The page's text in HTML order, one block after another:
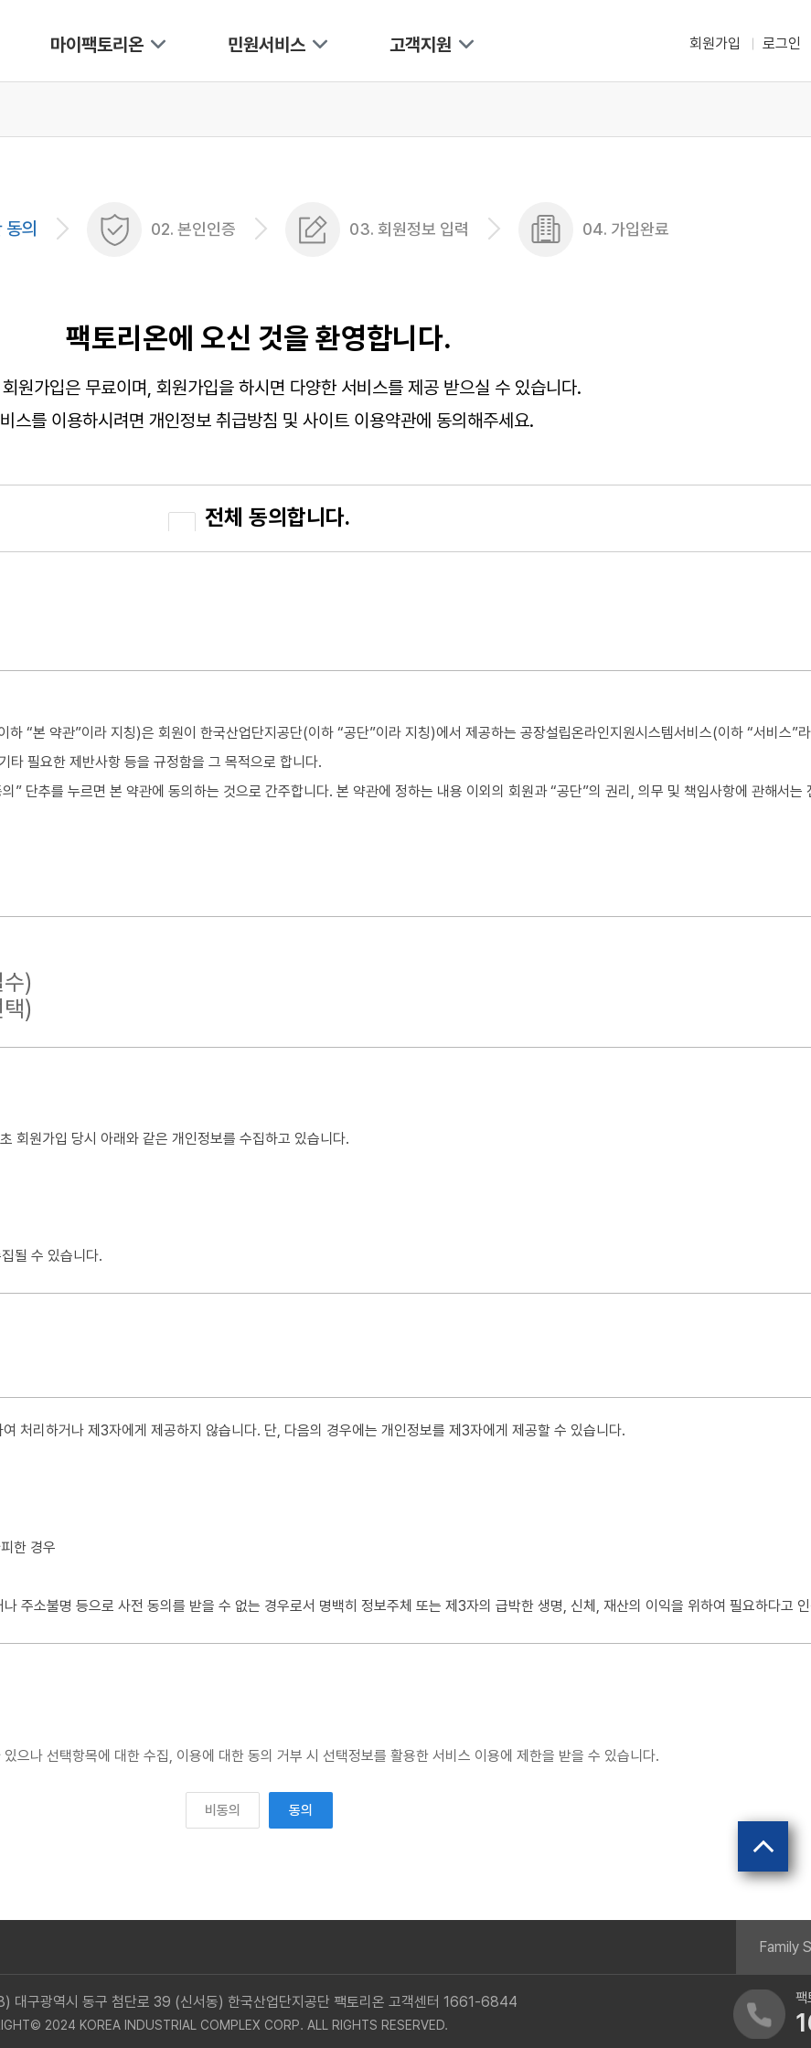
마이팩토리온 민원서비스 고객지원 회원가입 로그인
의 02. 본인인증 03. 회원정보 입력 04. 가입완료
팩토리온에 오신 것을 환영합니다.
원가입은 무료이며, 회원가입을 하시면 다양한 서비스를 제공 받으실 수 있습니다.
스를 이용하시려면 개인정보 취급방침 및 사이트 이용약관에 동의해주세요.
“본 약관”이라 지칭)은 회원이 한국산업단지공단(이하 “공단”이라 지칭)에서 제공하는 공장설립온라인지원시스템서비스(이하 “서비스”
타 필요한 제반사항 등을 규정함을 그 목적으로 합니다.
” 단추를 누르면 본 약관에 동의하는 것으로 간주합니다. 본 약관에 정하는 내용 이외의 회원과 “공단”의 권리, 의무 및 책임사항에 관해서는
무선 장치를 포함)와 상관없이 "회원"이 이용할 수 있는 FactoryOn 및 FactoryOn 관련 제반 서비스를 의미합니다.
정하고 "공단"이 승인하는 문자와 숫자의 조합을 의미합니다.
시한 부호ㆍ문자ㆍ음성ㆍ음향ㆍ화상ㆍ동영상 등의 정보 형태의 글, 사진, 동영상 및 각종 파일과 링크 등을 의미합니다.
화면에 게시합니다.
행약관과 함께 제1항의 방식에 따라 그 개정약관의 적용일자 30일 전부터 적용일자 전일까지 공지합니다. 다만, 회원에게 불리한 약관의
전자적 수단을 통해 따로 명확히 통지하도록 합니다.
용에 대하여 동의를 한 다음 회원가입신청을 하고 "공단"이 이러한 신청에 대하여 승낙함으로써 체결됩니다.
경우, 다만, 회원자격 상실 후 1년이 경과한 자로서 "공단"의 회원 재가입 승낙을 얻은 경우에는 예외로 함.
경우
, 이용횟수, 서비스 메뉴 등을 세분하여 이용에 차등을 둘 수 있습니다.
소년보호법"등에 따른 등급 및 연령 준수를 위해 이용제한이나 등급별 제한을 할 수 있습니다.
)
)
회원가입 당시 아래와 같은 개인정보를 수집하고 있습니다.
될 수 있습니다.
입의사 확인, 가입 및 가입횟수 제한, 추후 법정 대리인 본인확인, 분쟁 조정을 위한 기록보존, 불만처리 등 민원처리, 고지사항 전달
성되면 지체 없이 파기합니다. 따라서 공단은 정보주체의 회원탈퇴 요청 시 그 회원의 개인정보를 지체 없이 파기합니다.
를 거부할 권리가 있으나 필수항목에 대한 수집, 이용에 대한 동의 거부 시 회원가입과 서비스 이용에 제한을 받을 수 있습니다.
처리하거나 제3자에게 제공하지 않습니다. 단, 다음의 경우에는 개인정보를 제3자에게 제공할 수 있습니다.
한 경우
주소불명 등으로 사전 동의를 받을 수 없는 경우로서 명백히 정보주체 또는 제3자의 급박한 생명, 신체, 재산의 이익을 위하여 필요하다고
주소불명 등으로 사전 동의를 받을 수 없는 경우로서 명백히 정보주체 또는 제3자의 급박한 생명, 신체, 재산의 이익을 위하여 필요하다고
아니하면 다른 법률에서 정하는 소관 업무를 수행할 수 없는 경우로서 보호위원회의 심의•의결을 거친 경우
라 개인정보를 제 3자에게 제공하고 있습니다.
이용 및 제공근거 제공항목
전체 동의합니다.
으나 선택항목에 대한 수집, 이용에 대한 동의 거부 시 선택정보를 활용한 서비스 이용에 제한을 받을 수 있습니다.
비동의 동의
대구광역시 동구 첨단로 39 (신서동) 한국산업단지공단 팩토리온 고객센터 1661-6844
2024 KOREA INDUSTRIAL COMPLEX CORP. ALL RIGHTS RESERVED.
Family